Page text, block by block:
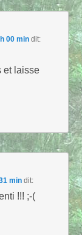
00 min dit:
et laisse
min dit:
!!! ;-(